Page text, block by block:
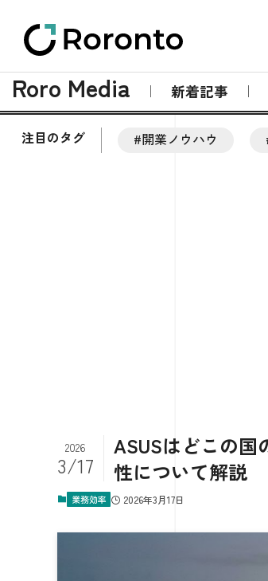
Roro Media 新着記事
注目のタグ #開業ノウハウ
ASUSはどこの
性について解説
2026
3/17
業務効率 2026年3月17日